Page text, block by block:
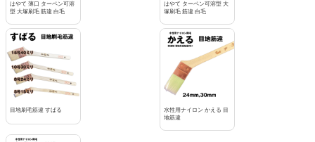
はやて 薄口 ターペン可溶
型 大塚刷毛 筋違 白毛
はやて ターペン可溶型 大
塚刷毛 筋違 白毛
目地刷毛筋違 すばる
水性用ナイロン かえる 目
地筋違